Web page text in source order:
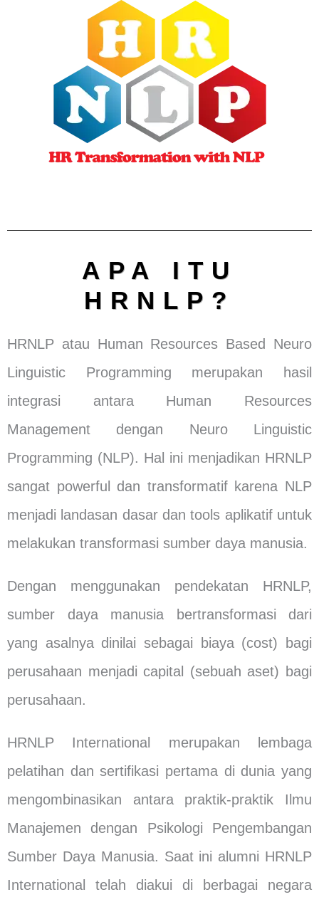
APA ITU
HRNLP?
HRNLP atau Human Resources Based Neuro
Linguistic Programming merupakan hasil
integrasi antara Human Resources
Management dengan Neuro Linguistic
Programming (NLP). Hal ini menjadikan HRNLP
sangat powerful dan transformatif karena NLP
menjadi landasan dasar dan tools aplikatif untuk
melakukan transformasi sumber daya manusia.
Dengan menggunakan pendekatan HRNLP,
sumber daya manusia bertransformasi dari
yang asalnya dinilai sebagai biaya (cost) bagi
perusahaan menjadi capital (sebuah aset) bagi
perusahaan.
HRNLP International merupakan lembaga
pelatihan dan sertifikasi pertama di dunia yang
mengombinasikan antara praktik-praktik Ilmu
Manajemen dengan Psikologi Pengembangan
Sumber Daya Manusia. Saat ini alumni HRNLP
International telah diakui di berbagai negara